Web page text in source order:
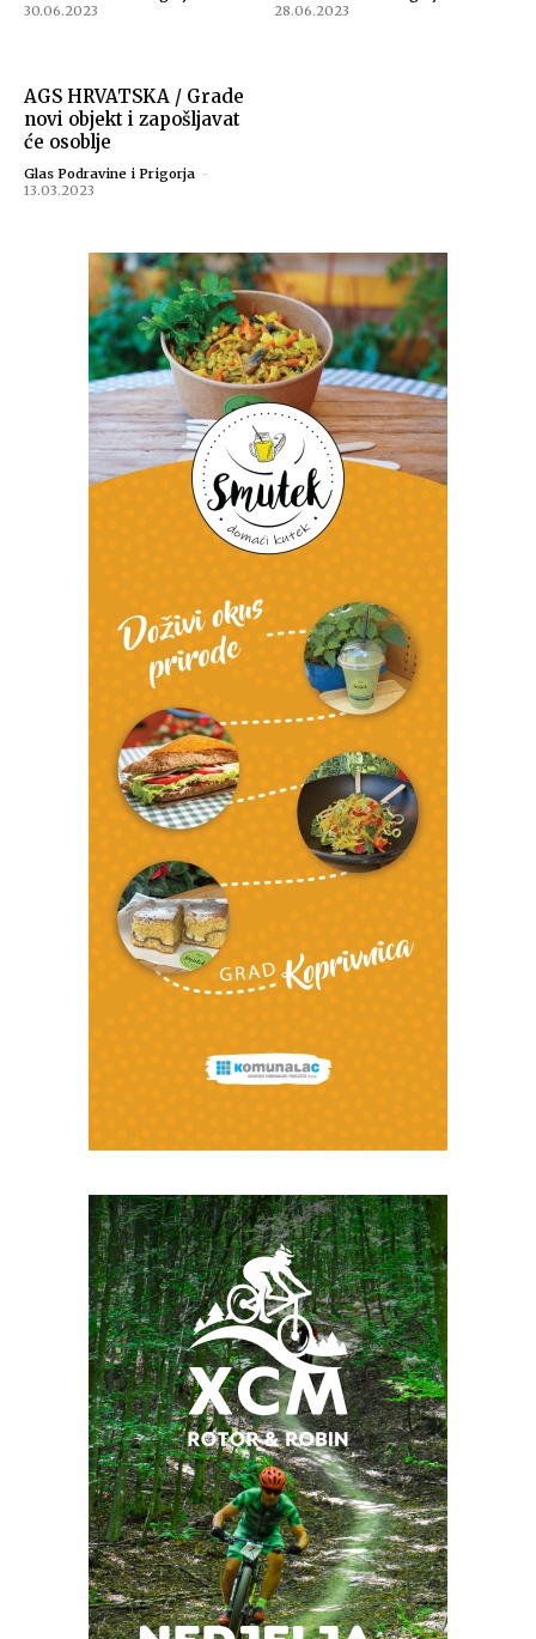
30.06.2023
28.06.2023
AGS HRVATSKA / Grade
novi objekt i zapošljavat
će osoblje
Glas Podravine i Prigorja -
13.03.2023